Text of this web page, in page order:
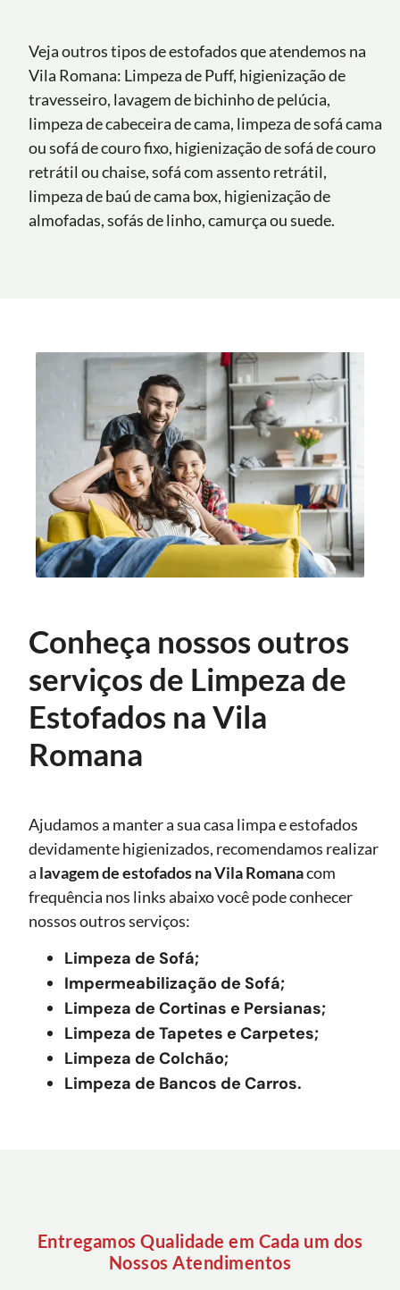
Veja outros tipos de estofados que atendemos na
Vila Romana: Limpeza de Puff, higienização de
travesseiro, lavagem de bichinho de pelúcia,
limpeza de cabeceira de cama, limpeza de sofá cama
ou sofá de couro fixo, higienização de sofá de couro
retrátil ou chaise, sofá com assento retrátil,
limpeza de baú de cama box, higienização de
almofadas, sofás de linho, camurça ou suede.
Conheça nossos outros
serviços de Limpeza de
Estofados na Vila
Romana
Ajudamos a manter a sua casa limpa e estofados
devidamente higienizados, recomendamos realizar
a lavagem de estofadosna Vila Romanacom
frequência nos links abaixo você pode conhecer
nossos outros serviços:
Limpeza de Sofá;
Impermeabilização de Sofá;
Limpeza de Cortinas e Persianas;
Limpeza de Tapetes e Carpetes;
Limpeza de Colchão;
Limpeza de Bancos de Carros.
Entregamos Qualidade em Cada um dos
Nossos Atendimentos